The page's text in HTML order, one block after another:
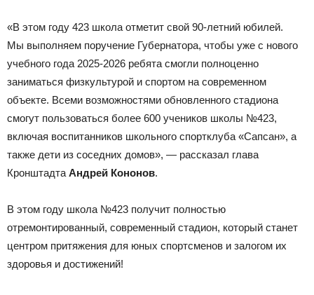
«В этом году 423 школа отметит свой 90-летний юбилей.
Мы выполняем поручение Губернатора, чтобы уже с нового
учебного года 2025-2026 ребята смогли полноценно
заниматься физкультурой и спортом на современном
объекте. Всеми возможностями обновленного стадиона
смогут пользоваться более 600 учеников школы №423,
включая воспитанников школьного спортклуба «Сапсан», а
также дети из соседних домов», — рассказал глава
КронштадтаАндрей Кононов.
В этом году школа №423 получит полностью
отремонтированный, современный стадион, который станет
центром притяжения для юных спортсменов и залогом их
здоровья и достижений!